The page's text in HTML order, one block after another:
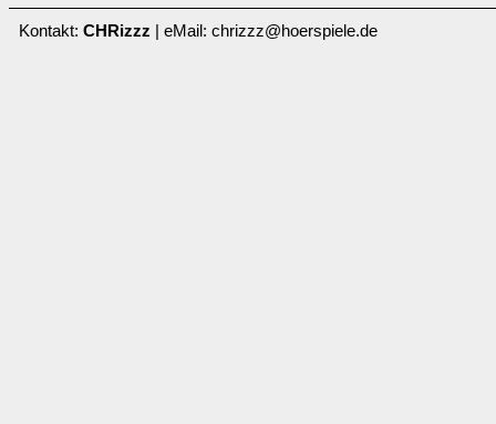
Kontakt: CHRizzz | eMail: chrizzz@hoerspiele.de